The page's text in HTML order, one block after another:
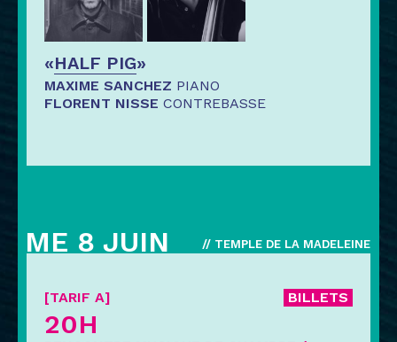
«HALF PIG»
MAXIME SANCHEZ PIANO
FLORENT NISSE CONTREBASSE
// TEMPLE DE LA MADELEINE
ME 8 JUIN
[TARIF A] BILLETS
20H